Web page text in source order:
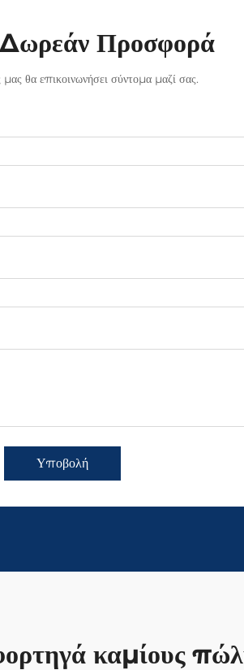
Προσφορά
θα επικοινωνήσει σύντομα μαζί σας.
Υποβολή
καμίους